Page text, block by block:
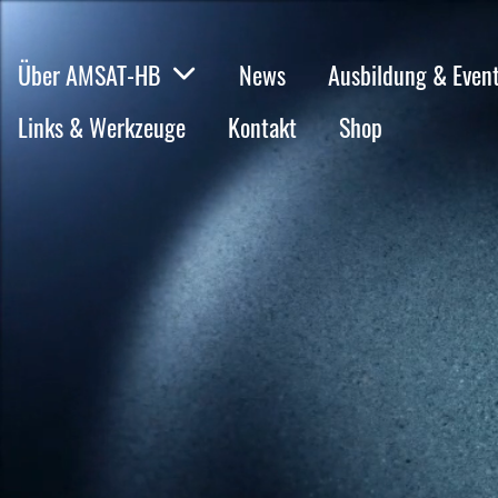
Über AMSAT-HB News
Ausbildung &
Links & Werkzeuge
Kontakt Shop